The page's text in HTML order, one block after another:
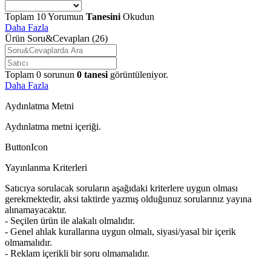
Toplam 10Yorumun Tanesini Okudun
Daha Fazla
Ürün Soru&Cevapları (26)
Toplam 0 sorunun 0 tanesi görüntüleniyor.
Daha Fazla
Aydınlatma Metni
Aydınlatma metni içeriği.
ButtonIcon
Yayınlanma Kriterleri
Satıcıya sorulacak soruların aşağıdaki kriterlere uygun olması
gerekmektedir, aksi taktirde yazmış olduğunuz sorularınız yayına
alınamayacaktır.
- Seçilen ürün ile alakalı olmalıdır.
- Genel ahlak kurallarına uygun olmalı, siyasi/yasal bir içerik
olmamalıdır.
- Reklam içerikli bir soru olmamalıdır.